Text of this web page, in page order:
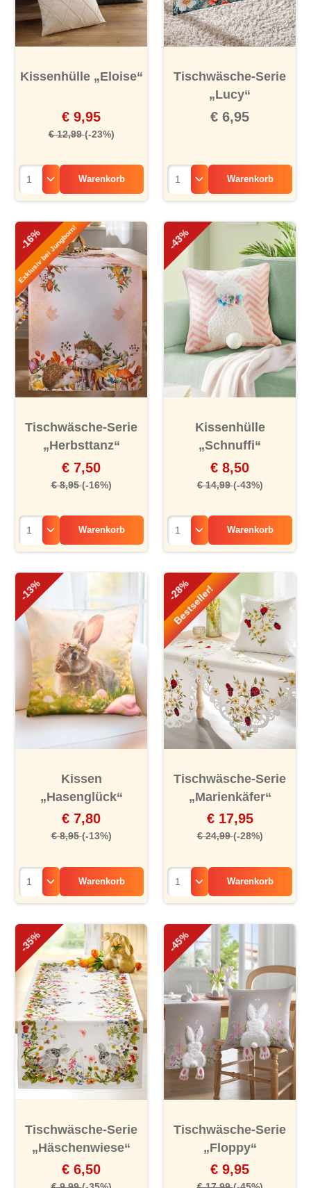
Kissenhülle „Eloise“
€ 9,95
€ 12,99(-23%)
Warenkorb
Tischwäsche-Serie
„Lucy“
€ 6,95
Warenkorb
-16%
Exklusiv bei Jungborn!
Tischwäsche-Serie
„Herbsttanz“
€ 7,50
€ 8,95(-16%)
Warenkorb
-43%
Kissenhülle
„Schnuffi“
€ 8,50
€ 14,99(-43%)
Warenkorb
-13%
Kissen
„Hasenglück“
€ 7,80
€ 8,95(-13%)
Warenkorb
-28%
Bestseller!
Tischwäsche-Serie
„Marienkäfer“
€ 17,95
€ 24,99(-28%)
Warenkorb
-35%
Tischwäsche-Serie
„Häschenwiese“
€ 6,50
-45%
Tischwäsche-Serie
„Floppy“
€ 9,95